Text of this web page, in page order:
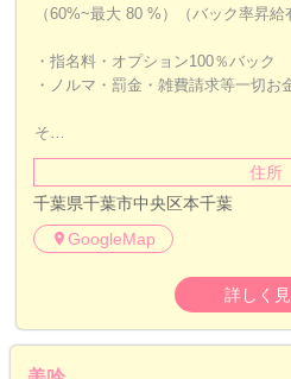
（60%~最大 80 %）（バック率昇給
・指名料・オプション100％バック
・ノルマ・罰金・雑費請求等一切お
そ…
住所
千葉県千葉市中央区本千葉
GoogleMap
詳しく